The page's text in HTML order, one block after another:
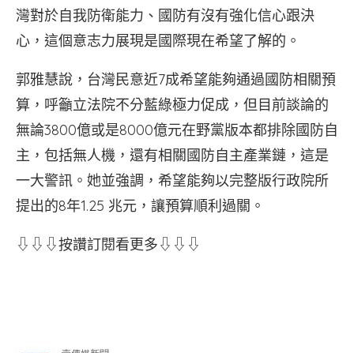
灣對於自我防衛能力、國防有沒有強化信心跟決
心，這個意志力展現是國際現在希望了解的。
郭雅慧說，台灣民意近7成希望能夠通過國防相關預
算，呼籲立法院不分藍綠極力促成，但目前談論的
無論3800億或是8000億元在野黨版本都排除國防自
主，包括無人機，還有相關國防自主產業鏈，這是
一大警訊。她並強調，希望能夠以完整版行政院所
提出的8年1.25 兆元，讓預算順利過關。
⇩⇩⇩按讚訂閱看更多⇩⇩⇩